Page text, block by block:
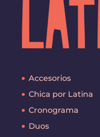
Accesorios
Chica por Latina
Cronograma
Duos